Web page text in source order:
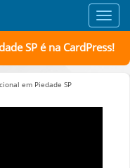
SP é na CardPress!
em Piedade SP